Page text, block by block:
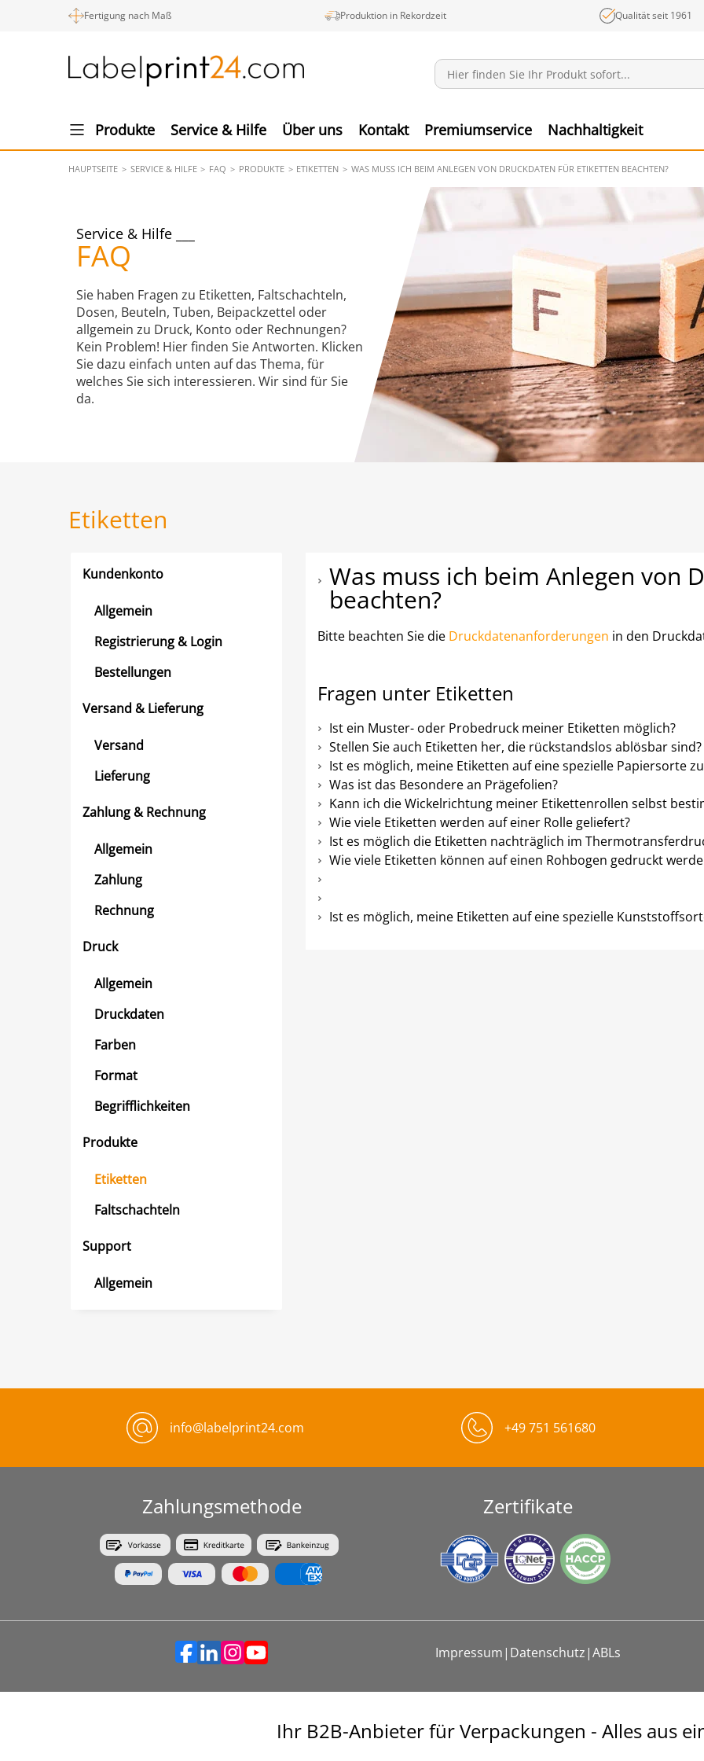
Fertigung nach Maß Produktion in Rekordzeit Qualität seit 1961
Produkte Service & Hilfe Über uns Kontakt Premiumservice Nachhaltigkeit
HAUPTSEITE SERVICE & HILFE FAQ PRODUKTE ETIKETTEN WAS MUSS ICH BEIM ANLEGEN VON DRUCKDATEN FÜR ETIKETTEN BEACHTEN?
Service & Hilfe
FAQ
Sie haben Fragen zu Etiketten, Faltschachteln,
Dosen, Beuteln, Tuben, Beipackzettel oder
allgemein zu Druck, Konto oder Rechnungen?
Kein Problem! Hier finden Sie Antworten. Klicken
Sie dazu einfach unten auf das Thema, für
welches Sie sich interessieren. Wir sind für Sie
da.
Etiketten
Kundenkonto
Allgemein
Registrierung & Login
Bestellungen
Versand & Lieferung
Versand
Lieferung
Zahlung & Rechnung
Allgemein
Zahlung
Rechnung
Druck
Allgemein
Druckdaten
Farben
Format
Begrifflichkeiten
Produkte
Etiketten
Faltschachteln
Support
Allgemein
Was muss ich beim Anlegen von
beachten?
Bitte beachten Sie die Druckdatenanforderungen in den
Fragen unter Etiketten
Ist ein Muster- oder Probedruck meiner Etiketten möglich?
Stellen Sie auch Etiketten her, die rückstandslos ablösbar sind?
Ist es möglich, meine Etiketten auf eine spezielle Papiersorte
Was ist das Besondere an Prägefolien?
Kann ich die Wickelrichtung meiner Etikettenrollen selbst
Wie viele Etiketten werden auf einer Rolle geliefert?
Ist es möglich die Etiketten nachträglich im
Wie viele Etiketten können auf einen Rohbogen gedruckt
Ist es möglich, meine Etiketten auf eine spezielle
info@labelprint24.com +49 751 561680
Zahlungsmethode Zertifikate
Impressum | Datenschutz |ABLs
Ihr B2B-Anbieter für Verpackungen - Alles aus